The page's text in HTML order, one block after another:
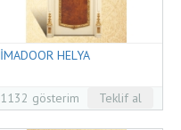
İMADOOR HELYA
1132 gösterim Teklif al